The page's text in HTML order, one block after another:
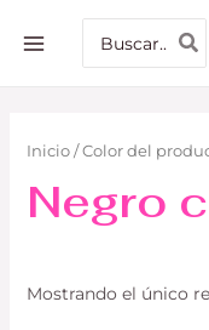
contenido
MAIN
MENUpor:
Inicio/ Color del
Negro
Mostrando el único